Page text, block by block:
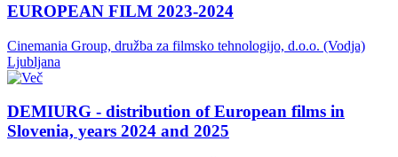
EUROPEAN FILM 2023-2024
Cinemania Group, družba za filmsko tehnologijo, d.o.o. (Vodja)
Ljubljana
DEMIURG - distribution of European films in
Slovenia, years 2024 and 2025